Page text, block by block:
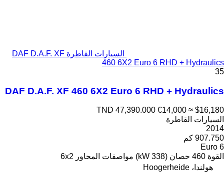
السيارات القاطرة DAF D.A.F. XF
460 6X2 Euro 6 RHD + Hydraulics
35
DAF D.A.F. XF 460 6X2 Euro 6 RHD + Hydraulics
TND 47,390.000 €14,000 ≈ $16,180
السيارات القاطرة
2014
907.750 كم
Euro 6
القوة 460 حصان (338 kW) مواصفات المحاور 6x2
هولندا، Hoogerheide